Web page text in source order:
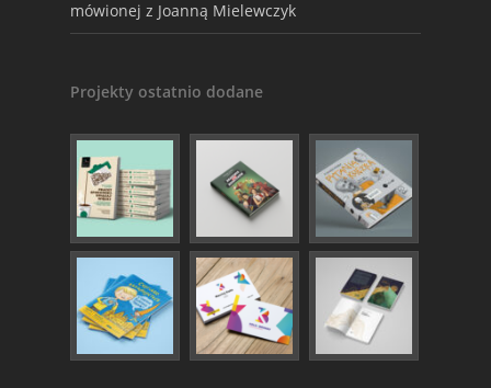
mówionej z Joanną Mielewczyk
Projekty ostatnio dodane